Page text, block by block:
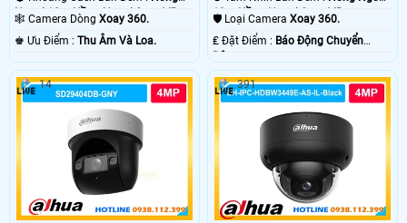
Ngoại 10m Hồng Ngoại Smart IR.
🕸️ Camera Dòng Xoay 360.
️♚ Ưu Điểm : Thu Âm Và Loa.
10m Hồng Ngoại Smart IR.
🛡 Loại CameraXoay 360.
️₤ Đặt Điểm : Báo Động Chuyển
Động.
14 391